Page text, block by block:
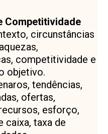
Competitividade
circunstâncias
competitividade e
objetivo.
tendências,
ofertas,
esforço,
caixa, taxa de